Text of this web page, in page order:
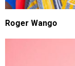
Roger Wango